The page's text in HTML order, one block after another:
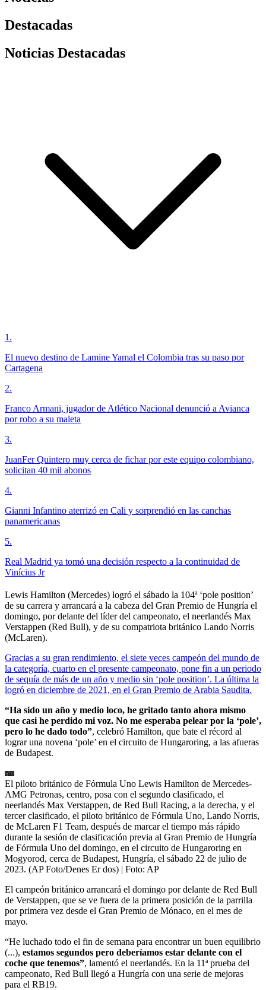
Destacadas
Noticias Destacadas
1 .
El nuevo destino de Lamine Yamal el Colombia tras su paso por
Cartagena
2.
Franco Armani, jugador de Atlético Nacional denunció a Avianca
por robo a su maleta
3.
JuanFer Quintero muy cerca de fichar por este equipo colombiano,
solicitan 40 mil abonos
4.
Gianni Infantino aterrizó en Cali y sorprendió en las canchas
panamericanas
5.
Real Madrid ya tomó una decisión respecto a la continuidad de
Vinícius Jr
Lewis Hamilton (Mercedes) logró el sábado la 104ª ‘pole position’
de su carrera y arrancará a la cabeza del Gran Premio de Hungría el
domingo, por delante del líder del campeonato, el neerlandés Max
Verstappen (Red Bull), y de su compatriota británico Lando Norris
(McLaren).
Gracias a su gran rendimiento, el siete veces campeón del mundo de
la categoría, cuarto en el presente campeonato, pone fin a un periodo
de sequía de más de un año y medio sin ‘pole position’. La última la
logró en diciembre de 2021, en el Gran Premio de Arabia Saudita.
“Ha sido un año y medio loco, he gritado tanto ahora mismo
que casi he perdido mi voz. No me esperaba pelear por la ‘pole’,
pero lo he dado todo”, celebró Hamilton, que bate el récord al
lograr una novena ‘pole’ en el circuito de Hungaroring, a las afueras
de Budapest.
El piloto británico de Fórmula Uno Lewis Hamilton de Mercedes-
AMG Petronas, centro, posa con el segundo clasificado, el
neerlandés Max Verstappen, de Red Bull Racing, a la derecha, y el
tercer clasificado, el piloto británico de Fórmula Uno, Lando Norris,
de McLaren F1 Team, después de marcar el tiempo más rápido
durante la sesión de clasificación previa al Gran Premio de Hungría
de Fórmula Uno del domingo, en el circuito de Hungaroring en
Mogyorod, cerca de Budapest, Hungría, el sábado 22 de julio de
2023. (AP Foto/Denes Er dos) | Foto: AP
El campeón británico arrancará el domingo por delante de Red Bull
de Verstappen, que se ve fuera de la primera posición de la parrilla
por primera vez desde el Gran Premio de Mónaco, en el mes de
mayo.
“He luchado todo el fin de semana para encontrar un buen equilibrio
(...), estamos segundos pero deberíamos estar delante con el
coche que tenemos”, lamentó el neerlandés. En la 11ª prueba del
campeonato, Red Bull llegó a Hungría con una serie de mejoras
para el RB19.